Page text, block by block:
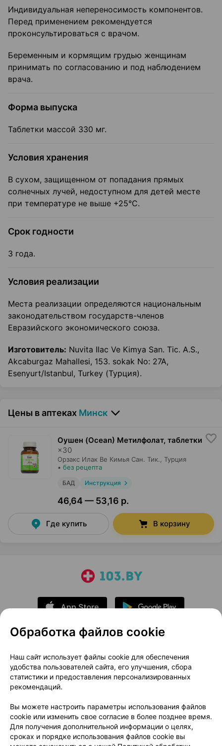
Индивидуальная непереносимость компонентов.
Перед применением рекомендуется
проконсультироваться с врачом.
Беременным и кормящим грудью женщинам
принимать по согласованию и под наблюдением
врача.
Форма выпуска
Таблетки массой 330 мг.
Условия хранения
В сухом, защищенном от попадания прямых
солнечных лучей, недоступном для детей месте
при температуре не выше +25°С.
Срок годности
3 года.
Условия реализации
Места реализации определяются национальным
законодательством государств-членов
Евразийского экономического союза.
Изготовитель: Nuvita Ilac Ve Kimya San. Tic. A.S.,
Akcaburgaz Mahallesi, 153. sokak No: 27A,
Esenyurt/Istanbul, Turkey (Турция).
Цены в аптеках Минск
Оушен (Ocean) Метилфолат, таблетки
×30
Орзакс Илак Ве Кимья Сан. Тик., Турция
• без рецепта
БАД Инструкция
46,64 — 53,16 р.
Где купить В корзину
О проекте
Новости проекта
Размещение рекламы
Медицинский маркетинг
Публичный договор
Доставка
Способы оплаты
Вакансии
Партнеры
Написать руководителю 103.by
Написать в поддержку
Обработка файлов cookie
Наш сайт использует файлы cookie для обеспечения
удобства пользователей сайта, его улучшения, сбора
статистики и предоставления персонализированных
рекомендаций.
Вы можете настроить параметры использования файлов
cookie или изменить свое согласие в более позднее время.
Для получения дополнительной информации о целях,
сроках и порядке использования файлов cookie вы